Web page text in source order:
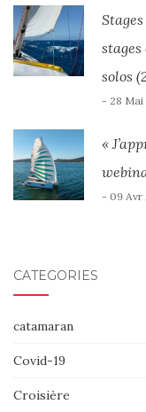
solos
- 28 Mai
«
- 09 Avr
CATÉGORIES
catamaran
Covid-19
Croisière